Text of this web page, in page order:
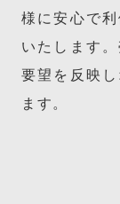
様に安心で
いたします。
要望を反映
ます。